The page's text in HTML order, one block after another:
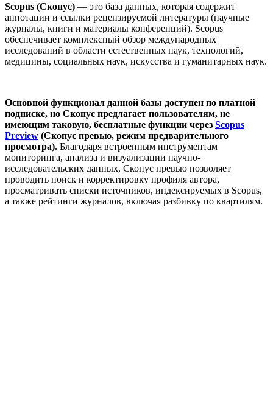
Scopus (Скопус) — это база данных, которая содержит
аннотации и ссылки рецензируемой литературы (научные
журналы, книги и материалы конференций). Scopus
обеспечивает комплексный обзор международных
исследований в области естественных наук, технологий,
медицины, социальных наук, искусства и гуманитарных наук.
Основной функционал данной базы доступен по платной
подписке, но Скопус предлагает пользователям, не
имеющим таковую, бесплатные функции через Scopus
Preview (Скопус превью, режим предварительного
просмотра). Благодаря встроенным инструментам
мониторинга, анализа и визуализации научно-
исследовательских данных, Скопус превью позволяет
проводить поиск и корректировку профиля автора,
просматривать списки источников, индексируемых в Scopus,
а также рейтинги журналов, включая разбивку по квартилям.